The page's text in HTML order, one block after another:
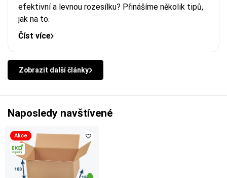
efektivní a levnou rozesílku? Přinášíme několik tipů,
jak na to.
Číst více
Zobrazit další články
Naposledy navštívené
Akce